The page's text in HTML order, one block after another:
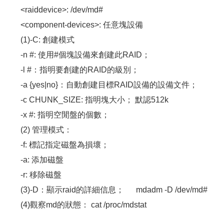
<raiddevice>: /dev/md#
<component-devices>: 任意塊設備
(1)-C: 創建模式
-n #: 使用#個塊設備來創建此RAID；
-l #：指明要創建的RAID的級別；
-a {yes|no}：自動創建目標RAID設備的設備文件；
-c CHUNK_SIZE: 指明塊大小； 默認512k
-x #: 指明空閒盤的個數；
(2) 管理模式：
-f: 標記指定磁盤為損壞；
-a: 添加磁盤
-r: 移除磁盤
(3)-D：顯示raid的詳細信息； mdadm -D /dev/md#
(4)觀察md的狀態： cat /proc/mdstat